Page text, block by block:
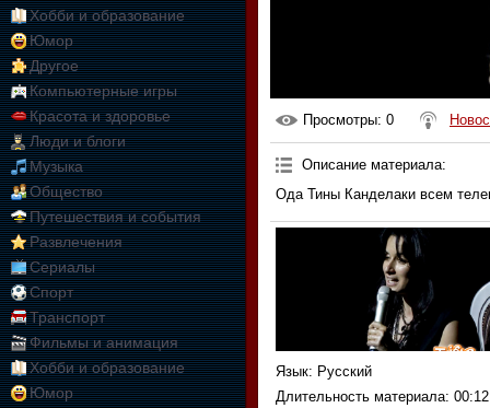
Хобби и образование
Юмор
Другое
Компьютерные игры
Красота и здоровье
Люди и блоги
Музыка
Общество
Путешествия и события
Развлечения
Сериалы
Спорт
Транспорт
Фильмы и анимация
Хобби и образование
Юмор
Просмотры: 0
Описание материала:
Ода Тины Канделаки всем
Язык: Русский
Длительность материала: